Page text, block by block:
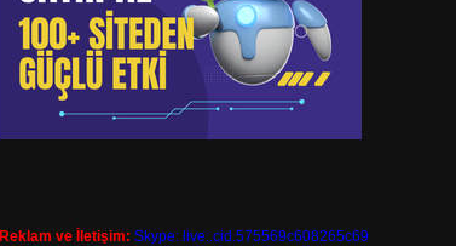
Reklam ve İletişim: Skype: live:.cid.575569c608265c69